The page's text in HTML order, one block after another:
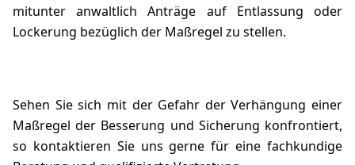
mitunter anwaltlich Anträge auf Entlassung oder
Lockerung bezüglich der Maßregel zu stellen.
Sehen Sie sich mit der Gefahr der Verhängung einer
Maßregel der Besserung und Sicherung konfrontiert,
so kontaktieren Sie uns gerne für eine fachkundige